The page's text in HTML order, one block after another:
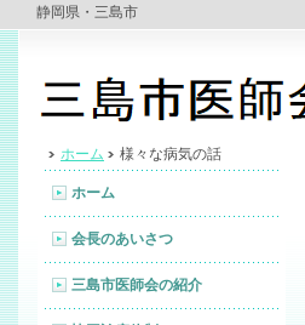
静岡県・三島市
ホーム 様々な病気の話
ホーム
会長のあいさつ
三島市医師会の紹介